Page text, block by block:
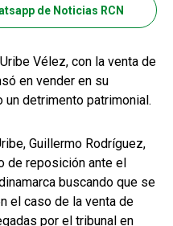
de Noticias RCN
Vélez, con la venta de
en vender en su
detrimento patrimonial.
Guillermo Rodríguez,
de reposición ante el
buscando que se
el caso de la venta de
por el tribunal en